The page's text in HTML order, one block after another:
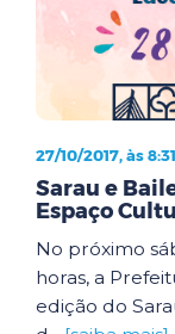
27/10/2017, às 8:31
Sarau e
Espaço
No próximo
horas, a
edição do